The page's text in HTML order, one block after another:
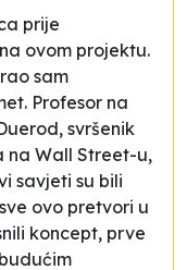
prije
ovom projektu.
sam
Profesor na
svršenik
na Wall Street-u,
savjeti su bili
ovo pretvori u
koncept, prve